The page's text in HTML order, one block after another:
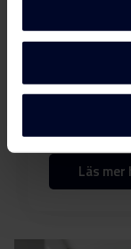
Välj
... Eftersom
hållbarhet
och
Läs mer